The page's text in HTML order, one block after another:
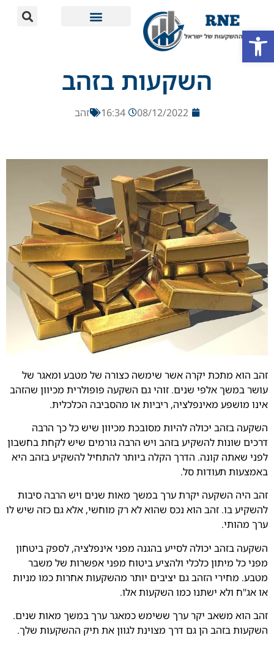
השקעות בזהב
08/12/2022
16:34 זהב
זהב הוא מתכת יקרה אשר שימשה כצורה של מטבע ומאגר של
עושר במשך אלפי שנים. זוהי גם השקעה פופולרית מכיוון שהזהב
אינו מושפע מאינפלציה, ריביות או מהסביבה הכלכלית.
השקעה בזהב יכולה להיות מסובכת מכיוון שיש כל כך הרבה
דרכים שונות להשקיע בזהב ויש הרבה גורמים שיש לקחת בחשבון
לפני שאתה קונה. הדרך הקלה ביותר להתחיל להשקיע בזהב היא
באמצעות תעודות סל.
זהב היה השקעה יקרת ערך במשך מאות שנים ויש הרבה סיבות
להשקיע בו. זהב הוא נכס שהוא לא רק מוחשי, אלא גם כזה שיש לו
ערך מהותי.
השקעה בזהב יכולה לסייע בהגנה מפני אינפלציה, לספק ביטחון
מפני כל מיתון כלכלי ולהציע ביטוח מפני אפשרות של משבר
מטבע. מחירי הזהב גם יציבים יותר מהשקעות אחרות כמו מניות
או אג"ח ולא ישתנו כמו השקעות אלו.
זהב הוא משאב יקר ערך ששימש כמאגר ערך במשך מאות שנים.
השקעות בזהב הן גם דרך מצוינת לגוון את תיק ההשקעות שלך.
פתח סרגל נגישות